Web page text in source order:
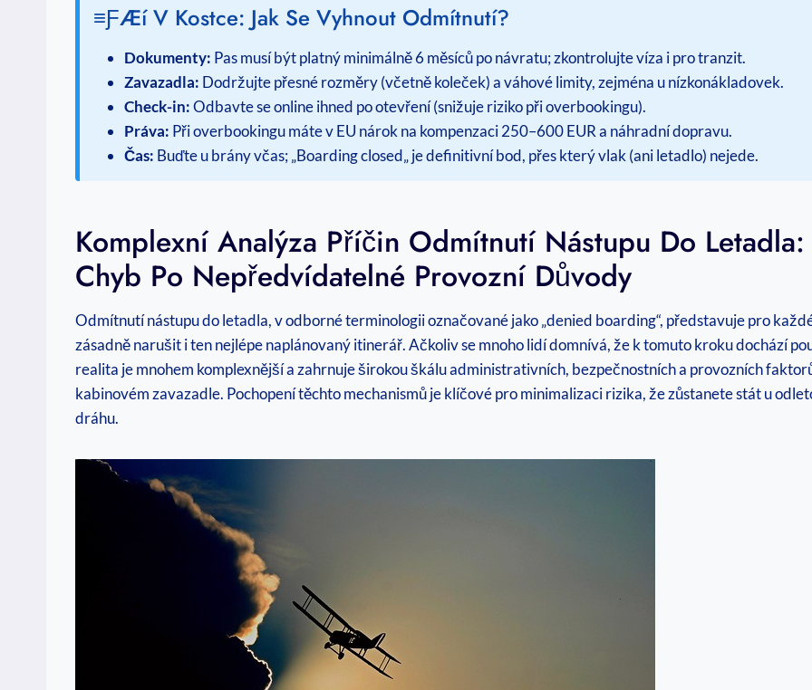
≡ƒÆí V Kostce: Jak Se Vyhnout Odmítnutí?
Dokumenty: Pas musí být platný minimálně 6 měsíců po návratu; zkontrolujte víza i pro tranzit.
Zavazadla: Dodržujte přesné rozměry (včetně koleček) a váhové limity, zejména u nízkonákladovek.
Check-in:Odbavte se online ihned po otevření (snižuje riziko při overbookingu).
Práva: Při overbookingu máte v EU nárok na kompenzaci 250–600 EUR a náhradní dopravu.
Čas: Buďte u brány včas; „Boarding closed„ je definitivní bod, přes který vlak (ani letadlo) nejede.
Komplexní Analýza Příčin Odmítnutí Nástupu Do
Chyb Po Nepředvídatelné Provozní Důvody
Odmítnutí nástupu do letadla, v odborné terminologii označované jako „denied boarding“, představuje pro
zásadně narušit i ten nejlépe naplánovaný itinerář. Ačkoliv se mnoho lidí domnívá, že k tomuto kroku dochází
realita je mnohem komplexnější a zahrnuje širokou škálu administrativních, bezpečnostních a provozních
kabinovém zavazadle. Pochopení těchto mechanismů je klíčové pro minimalizaci rizika, že zůstanete stát u
dráhu.